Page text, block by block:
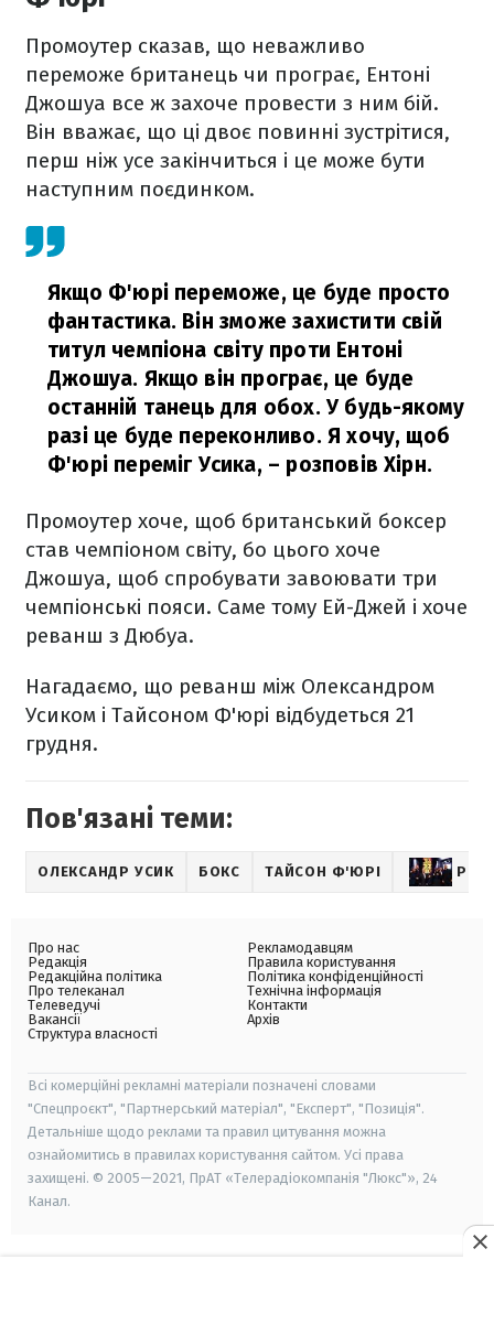
Промоутер сказав, що неважливо
переможе британець чи програє, Ентоні
Джошуа все ж захоче провести з ним бій.
Він вважає, що ці двоє повинні зустрітися,
перш ніж усе закінчиться і це може бути
наступним поєдинком.
Якщо Ф'юрі переможе, це буде просто
фантастика. Він зможе захистити свій
титул чемпіона світу проти Ентоні
Джошуа. Якщо він програє, це буде
останній танець для обох. У будь-якому
разі це буде переконливо. Я хочу, щоб
Ф'юрі переміг Усика, – розповів Хірн.
Промоутер хоче, щоб британський боксер
став чемпіоном світу, бо цього хоче
Джошуа, щоб спробувати завоювати три
чемпіонські пояси. Саме тому Ей-Джей і хоче
реванш з Дюбуа.
Нагадаємо, що реванш між Олександром
Усиком і Тайсоном Ф'юрі відбудеться 21
грудня.
Пов'язані теми:
ОЛЕКСАНДР УСИК БОКС ТАЙСОН Ф'ЮРІ
Про нас
Редакція
Редакційна політика
Про телеканал
Телеведучі
Вакансії
Структура власності
Рекламодавцям
Правила користування
Політика конфіденційності
Технічна інформація
Контакти
Архів
Всі комерційні рекламні матеріали позначені словами
"Спецпроєкт", "Партнерський матеріал", "Експерт", "Позиція".
Детальніше щодо реклами та правил цитування можна
ознайомитись в правилах користування сайтом. Усі права
захищені. © 2005—2021, ПрАТ «Телерадіокомпанія "Люкс"», 24
Канал.